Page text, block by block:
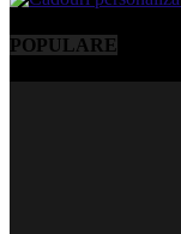
POPULARE